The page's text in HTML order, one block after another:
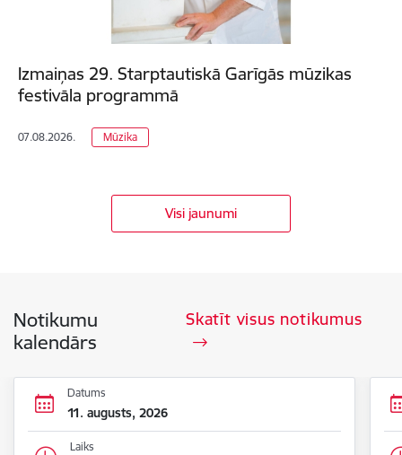
Izmaiņas 29. Starptautiskā Garīgās mūzikas
festivāla programmā
07.08.2026. Mūzika
Visi jaunumi
Notikumu
kalendārs
Skatīt visus notikumus
Datums
11. augusts, 2026
Laiks